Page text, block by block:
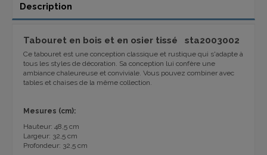
Description
Tabouret en bois et en osier tissé sta2003002
Ce tabouret est une conception classique et rustique qui s'adapte à
tous les styles de décoration. Sa conception lui confère une
ambiance chaleureuse et conviviale. Vous pouvez combiner avec
tables et chaises de la même collection.
Mesures (cm):
Hauteur: 48,5 cm
Largeur: 32,5 cm
Profondeur: 32,5 cm